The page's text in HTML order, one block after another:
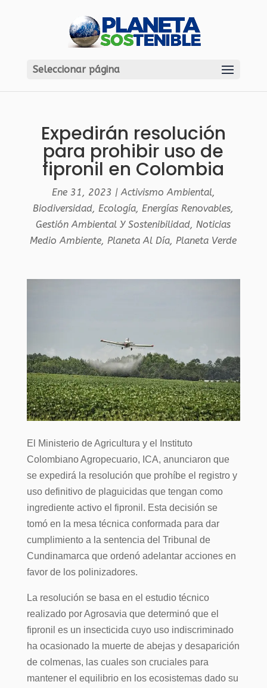
Seleccionar página
Expedirán resolución
para prohibir uso de
fipronil en Colombia
Ene 31, 2023 |Activismo Ambiental,
Biodiversidad,Ecología,Energías Renovables,
Gestión Ambiental Y Sostenibilidad,Noticias
Medio Ambiente,Planeta Al Día,Planeta Verde
El Ministerio de Agricultura y el Instituto
Colombiano Agropecuario, ICA, anunciaron que
se expedirá la resolución que prohíbe el registro y
uso definitivo de plaguicidas que tengan como
ingrediente activo el fipronil. Esta decisión se
tomó en la mesa técnica conformada para dar
cumplimiento a la sentencia del Tribunal de
Cundinamarca que ordenó adelantar acciones en
favor de los polinizadores.
La resolución se basa en el estudio técnico
realizado por Agrosavia que determinó que el
fipronil es un insecticida cuyo uso indiscriminado
ha ocasionado la muerte de abejas y desaparición
de colmenas, las cuales son cruciales para
mantener el equilibrio en los ecosistemas dado su